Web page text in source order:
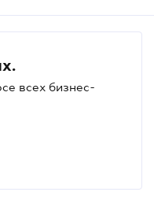
всех бизнес-